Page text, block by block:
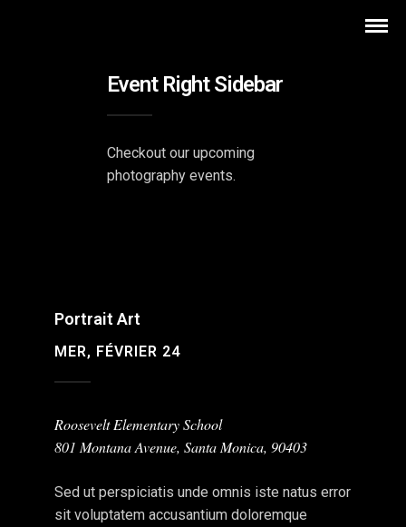
Event Right Sidebar
Checkout our upcoming
photography events.
Portrait Art
MER, FÉVRIER 24
Roosevelt Elementary School
801 Montana Avenue, Santa Monica, 90403
Sed ut perspiciatis unde omnis iste natus error
sit voluptatem accusantium doloremque